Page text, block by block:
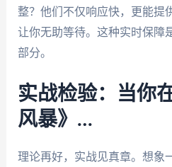
整？他们不仅响应快，更能提
让你无助等待。这种实时保障
部分。
实战检验：当你
风暴》…
理论再好，实战见真章。想象